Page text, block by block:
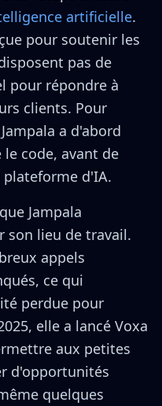
artificielle.
pour soutenir les
pas de
pour répondre à
clients. Pour
a d'abord
code, avant de
plateforme d'IA.
Jampala
son lieu de travail.
appels
ce qui
perdue pour
elle a lancé Voxa
aux petites
d'opportunités
quelques